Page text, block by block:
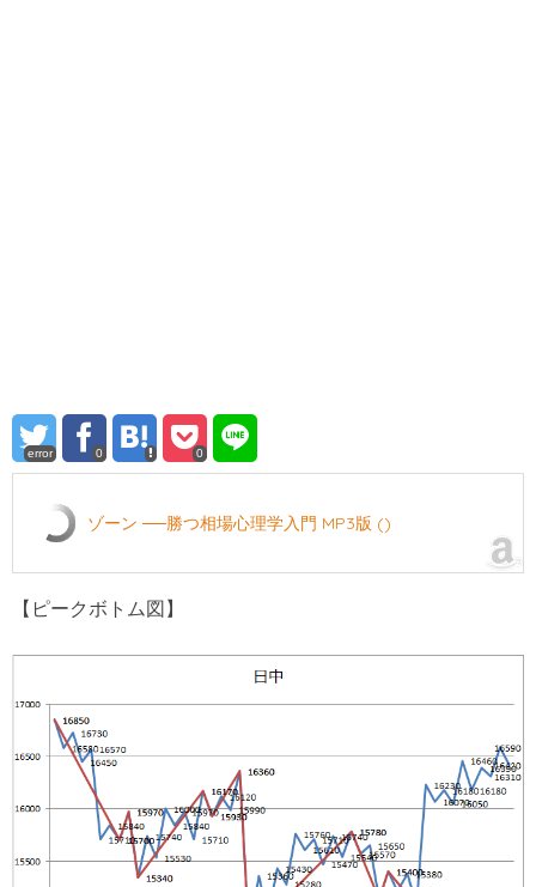
error 0 0
ゾーン ──勝つ相場心理学入門 MP3版 ()
【ピークボトム図】